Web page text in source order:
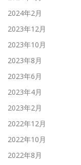
2024年2月
2023年12月
2023年10月
2023年8月
2023年6月
2023年4月
2023年2月
2022年12月
2022年10月
2022年8月